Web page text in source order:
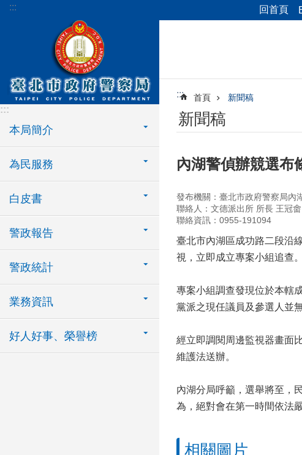
跳到主要內容區塊
::: 回首頁
:::
本局簡介
為民服務
白皮書
警政報告
警政統計
業務資訊
好人好事、榮譽榜
::: 首頁 新聞稿
新聞稿
內湖警偵辦競選布
發布機關：臺北市政府警察局內
聯絡人：文德派出所 所長 王冠畬
聯絡資訊：0955-191094
臺北市內湖區成功路二段沿
視，立即成立專案小組追查。
專案小組調查發現位於本轄
黨派之現任議員及參選人並無
經立即調閱周邊監視器畫面
維護法送辦。
內湖分局呼籲，選舉將至，
為，絕對會在第一時間依法
相關圖片